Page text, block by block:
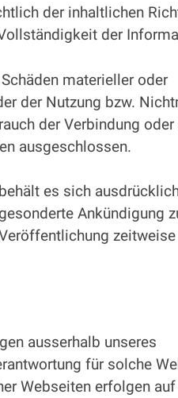
der inhaltlichen
der
materieller oder
der Nutzung bzw.
der Verbindung oder
ausgeschlossen.
es sich
Ankündigung
ausserhalb unseres
für solche
Webseiten erfolgen